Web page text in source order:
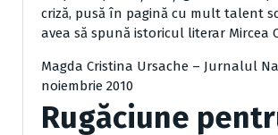
criză, pusă în pagină cu mult talent
avea să spună istoricul li­terar Mircea
Magda Cristina Ursache – Jurnalul
noiembrie 2010
Rugăciune